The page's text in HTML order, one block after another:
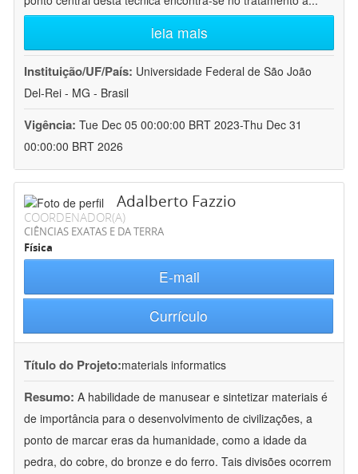
leia mais
Instituição/UF/País: Universidade Federal de São João
Del-Rei - MG - Brasil
Vigência: Tue Dec 05 00:00:00 BRT 2023-Thu Dec 31
00:00:00 BRT 2026
Adalberto Fazzio
COORDENADOR(A)
CIÊNCIAS EXATAS E DA TERRA
Física
E-mail
Currículo
Título do Projeto:materials informatics
Resumo: A habilidade de manusear e sintetizar materiais é
de importância para o desenvolvimento de civilizações, a
ponto de marcar eras da humanidade, como a idade da
pedra, do cobre, do bronze e do ferro. Tais divisões ocorrem